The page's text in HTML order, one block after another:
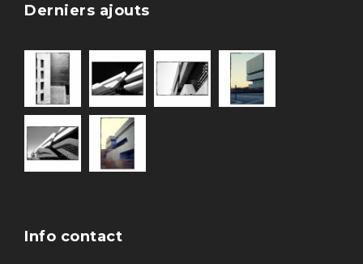
Derniers ajouts
Info contact